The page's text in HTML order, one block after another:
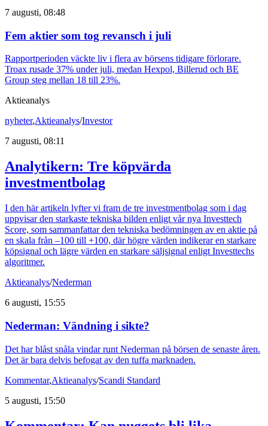
7 augusti, 08:48
Fem aktier som tog revansch i juli
Rapportperioden väckte liv i flera av börsens tidigare förlorare.
Troax rusade 37% under juli, medan Hexpol, Billerud och BE
Group steg mellan 18 till 23%.
Aktieanalys
nyheter,Aktieanalys/Investor
7 augusti, 08:11
Analytikern: Tre köpvärda
investmentbolag
I den här artikeln lyfter vi fram de tre investmentbolag som i dag
uppvisar den starkaste tekniska bilden enligt vår nya Investtech
Score, som sammanfattar den tekniska bedömningen av en aktie på
en skala från –100 till +100, där högre värden indikerar en starkare
köpsignal och lägre värden en starkare säljsignal enligt Investtechs
algoritmer.
Aktieanalys/Nederman
6 augusti, 15:55
Nederman: Vändning i sikte?
Det har blåst snåla vindar runt Nederman på börsen de senaste åren.
Det är bara delvis befogat av den tuffa marknaden.
Kommentar,Aktieanalys/Scandi Standard
5 augusti, 15:50